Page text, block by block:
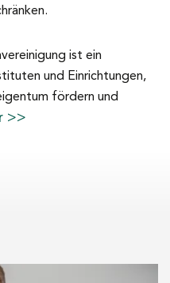
ist ein
und Einrichtungen,
fördern und
>>